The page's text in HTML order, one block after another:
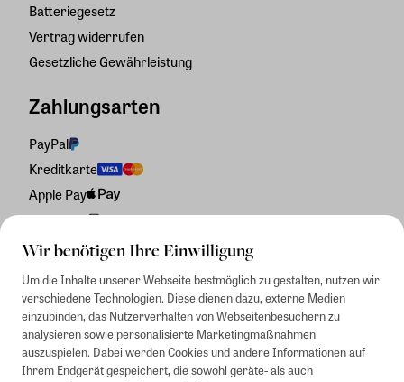
Wir benötigen Ihre Einwilligung
Um die Inhalte unserer Webseite bestmöglich zu gestalten, nutzen wir
verschiedene Technologien. Diese dienen dazu, externe Medien
einzubinden, das Nutzerverhalten von Webseitenbesuchern zu
analysieren sowie personalisierte Marketingmaßnahmen
auszuspielen. Dabei werden Cookies und andere Informationen auf
Ihrem Endgerät gespeichert, die sowohl geräte- als auch
Batteriegesetz
Vertrag widerrufen
Gesetzliche Gewährleistung
Zahlungsarten
PayPal
Kreditkarte
Apple Pay
Rechnung